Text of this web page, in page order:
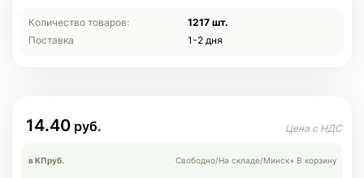
Количество товаров:
1217 шт.
Поставка
1-2 дня
14.40
в КПруб. Свободно/На складе/Минск+ В корзину